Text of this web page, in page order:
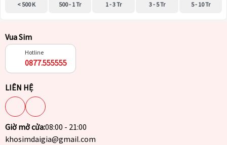
< 500 K 500 - 1 Tr 1 - 3 Tr 3 - 5 Tr 5 - 10 Tr
Vua Sim
Hotline
0877.555555
LIÊN HỆ
Giờ mở cửa:08:00 - 21:00
khosimdaigia@gmail.com